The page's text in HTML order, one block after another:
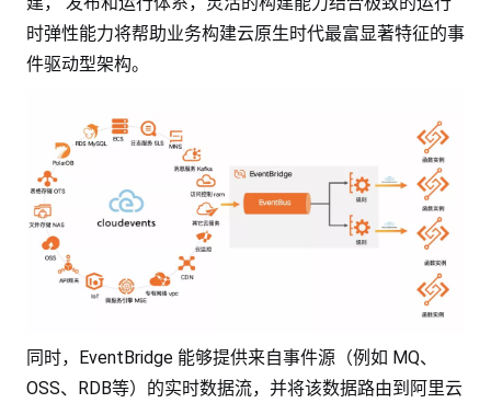
时弹性能力将帮助业务构建云原生时代最富显著特征的事
件驱动型架构。
同时，EventBridge 能够提供来自事件源（例如 MQ、
OSS、RDB等）的实时数据流，并将该数据路由到阿里云